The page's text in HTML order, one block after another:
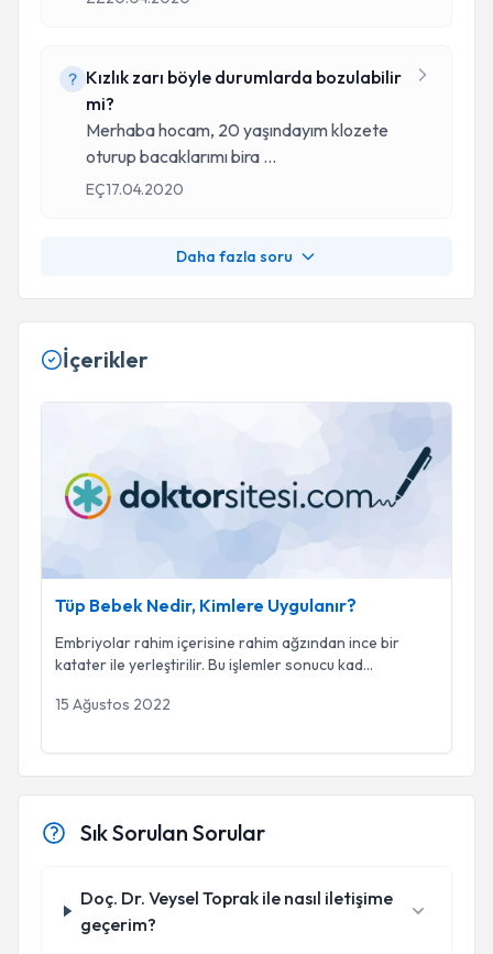
Kızlık zarı böyle durumlarda bozulabilir
mi?
Merhaba hocam, 20 yaşındayım klozete
oturup bacaklarımı bira ...
EÇ17.04.2020
Daha fazla soru
İçerikler
Tüp Bebek Nedir, Kimlere Uygulanır?
Embriyolar rahim içerisine rahim ağzından ince bir
katater ile yerleştirilir. Bu işlemler sonucu kad...
15 Ağustos 2022
Sık Sorulan Sorular
Doç. Dr. Veysel Toprak ile nasıl iletişime
geçerim?